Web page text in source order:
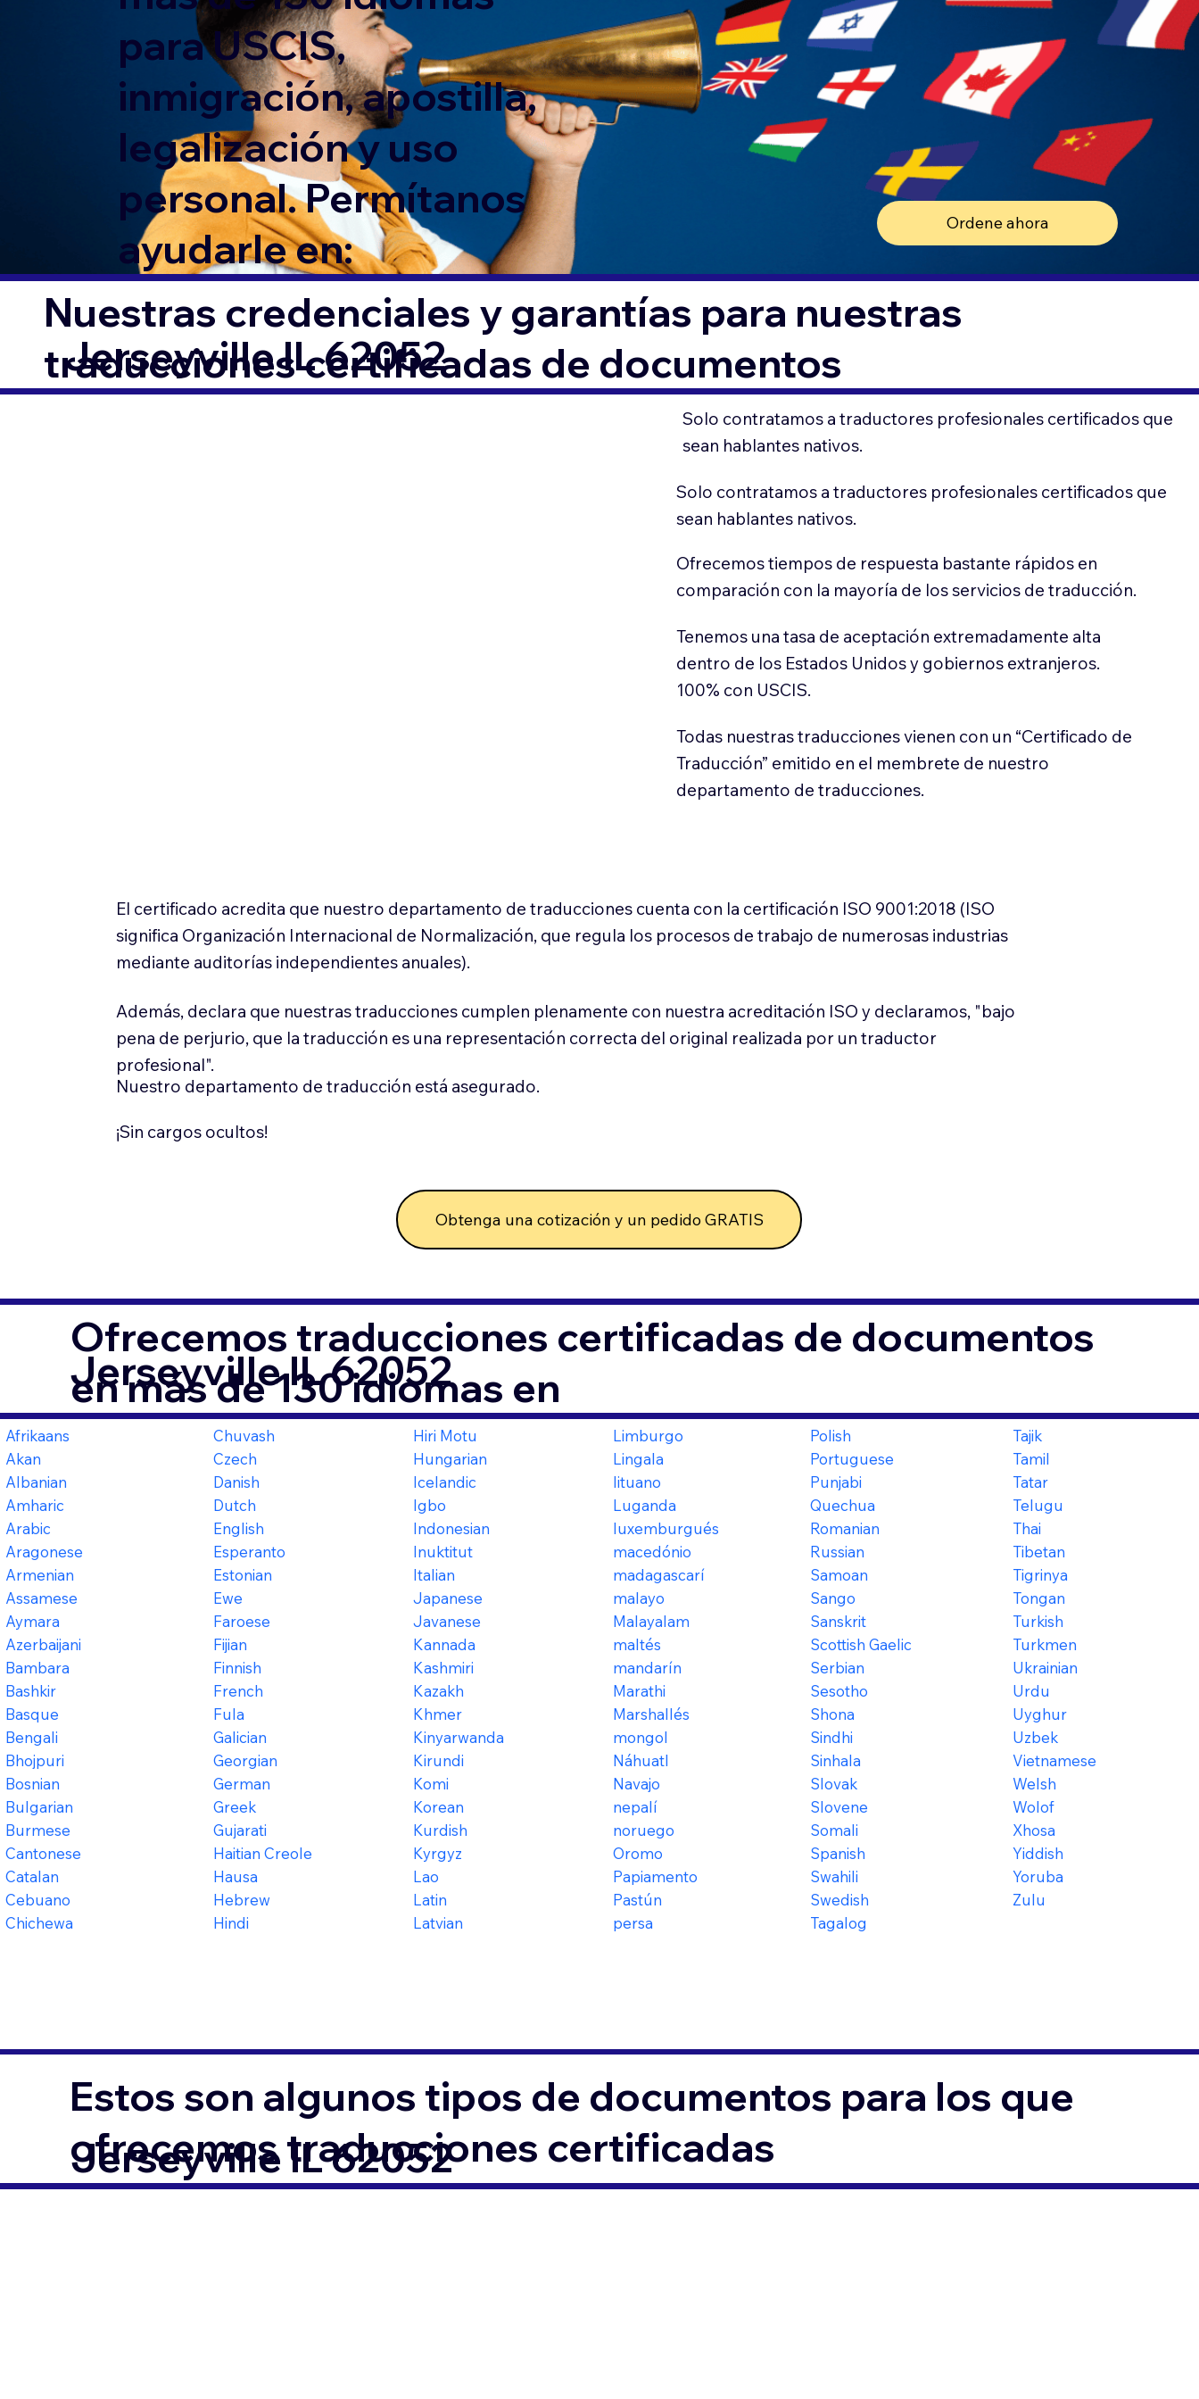
para USCIS,
inmigración, apostilla,
legalización y uso
personal. Permítanos
ayudarle en:
Ordene ahora
Nuestras credenciales y garantías para nuestras
traducciones certificadas de documentos
Jerseyville IL 62052
Solo contratamos a traductores profesionales certificados que
sean hablantes nativos.
Solo contratamos a traductores profesionales certificados que
sean hablantes nativos.
Ofrecemos tiempos de respuesta bastante rápidos en
comparación con la mayoría de los servicios de traducción.
Tenemos una tasa de aceptación extremadamente alta
dentro de los Estados Unidos y gobiernos extranjeros.
100% con USCIS.
Todas nuestras traducciones vienen con un “Certificado de
Traducción” emitido en el membrete de nuestro
departamento de traducciones.
El certificado acredita que nuestro departamento de traducciones cuenta con la certificación ISO 9001:2018 (ISO
significa Organización Internacional de Normalización, que regula los procesos de trabajo de numerosas industrias
mediante auditorías independientes anuales).
Además, declara que nuestras traducciones cumplen plenamente con nuestra acreditación ISO y declaramos, "bajo
pena de perjurio, que la traducción es una representación correcta del original realizada por un traductor
profesional".
Nuestro departamento de traducción está asegurado.
¡Sin cargos ocultos!
Obtenga una cotización y un pedido GRATIS
Ofrecemos traducciones certificadas de documentos
en más de 130 idiomas en
Jerseyville IL 62052
Afrikaans
Akan
Albanian
Amharic
Arabic
Aragonese
Armenian
Assamese
Aymara
Azerbaijani
Bambara
Bashkir
Basque
Bengali
Bhojpuri
Bosnian
Bulgarian
Burmese
Cantonese
Catalan
Cebuano
Chichewa
Chuvash
Czech
Danish
Dutch
English
Esperanto
Estonian
Ewe
Faroese
Fijian
Finnish
French
Fula
Galician
Georgian
German
Greek
Gujarati
Haitian Creole
Hausa
Hebrew
Hindi
Hiri Motu
Hungarian
Icelandic
Igbo
Indonesian
Inuktitut
Italian
Japanese
Javanese
Kannada
Kashmiri
Kazakh
Khmer
Kinyarwanda
Kirundi
Komi
Korean
Kurdish
Kyrgyz
Lao
Latin
Latvian
Limburgo
Lingala
lituano
Luganda
luxemburgués
macedónio
madagascarí
malayo
Malayalam
maltés
mandarín
Marathi
Marshallés
mongol
Náhuatl
Navajo
nepalí
noruego
Oromo
Papiamento
Pastún
persa
Polish
Portuguese
Punjabi
Quechua
Romanian
Russian
Samoan
Sango
Sanskrit
Scottish Gaelic
Serbian
Sesotho
Shona
Sindhi
Sinhala
Slovak
Slovene
Somali
Spanish
Swahili
Swedish
Tagalog
Tajik
Tamil
Tatar
Telugu
Thai
Tibetan
Tigrinya
Tongan
Turkish
Turkmen
Ukrainian
Urdu
Uyghur
Uzbek
Vietnamese
Welsh
Wolof
Xhosa
Yiddish
Yoruba
Zulu
Estos son algunos tipos de documentos para los que
ofrecemos traducciones certificadas
Jerseyville IL 62052